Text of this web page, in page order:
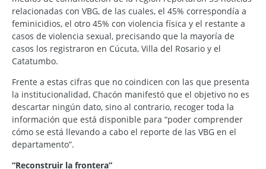
relacionadas con VBG, de las cuales, el 45% correspondía a
feminicidios, el otro 45% con violencia física y el restante a
casos de violencia sexual, precisando que la mayoría de
casos los registraron en Cúcuta, Villa del Rosario y el
Catatumbo.
Frente a estas cifras que no coindicen con las que presenta
la institucionalidad, Chacón manifestó que el objetivo no es
descartar ningún dato, sino al contrario, recoger toda la
información que está disponible para “poder comprender
cómo se está llevando a cabo el reporte de las VBG en el
departamento”.
“Reconstruir la frontera”